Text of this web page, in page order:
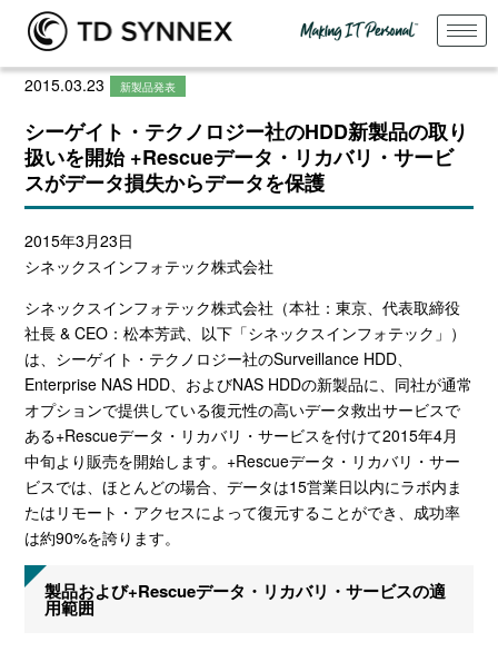
2015.03.23 新製品発表
シーゲイト・テクノロジー社のHDD新製品の取り
扱いを開始 +Rescueデータ・リカバリ・サービ
スがデータ損失からデータを保護
2015年3月23日
シネックスインフォテック株式会社
シネックスインフォテック株式会社（本社：東京、代表取締役
社長 & CEO：松本芳武、以下「シネックスインフォテック」）
は、シーゲイト・テクノロジー社のSurveillance HDD、
Enterprise NAS HDD、およびNAS HDDの新製品に、同社が通常
オプションで提供している復元性の高いデータ救出サービスで
ある+Rescueデータ・リカバリ・サービスを付けて2015年4月
中旬より販売を開始します。+Rescueデータ・リカバリ・サー
ビスでは、ほとんどの場合、データは15営業日以内にラボ内ま
たはリモート・アクセスによって復元することができ、成功率
は約90%を誇ります。
製品および+Rescueデータ・リカバリ・サービスの適
用範囲